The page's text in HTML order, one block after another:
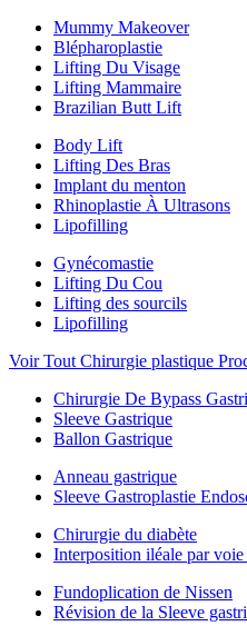
Mummy Makeover
Blépharoplastie
Lifting Du Visage
Lifting Mammaire
Brazilian Butt Lift
Body Lift
Lifting Des Bras
Implant du menton
Rhinoplastie À Ultrasons
Lipofilling
Gynécomastie
Lifting Du Cou
Lifting des sourcils
Lipofilling
Voir Tout Chirurgie plastique
Chirurgie De Bypass
Sleeve Gastrique
Ballon Gastrique
Anneau gastrique
Sleeve Gastroplastie
Chirurgie du diabète
Interposition iléale par
Fundoplication de Nissen
Révision de la Sleeve